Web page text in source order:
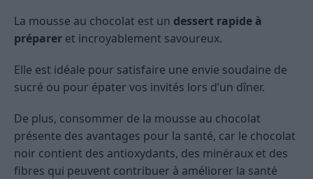
La mousse au chocolat est un dessert rapide à
préparer et incroyablement savoureux.
Elle est idéale pour satisfaire une envie soudaine de
sucré ou pour épater vos invités lors d’un dîner.
De plus, consommer de la mousse au chocolat
présente des avantages pour la santé, car le chocolat
noir contient des antioxydants, des minéraux et des
fibres qui peuvent contribuer à améliorer la santé